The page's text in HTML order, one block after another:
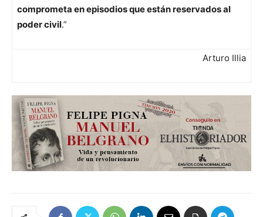
comprometa en episodios que están reservados al
poder civil.”
Arturo Illia